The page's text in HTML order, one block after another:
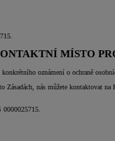
MÍSTO
oznámení o ochraně
nás můžete kontaktovat
0000025715.